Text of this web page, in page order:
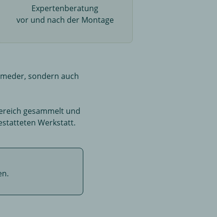
Expertenberatung
vor und nach der Montage
sondern auch
gesammelt und
Werkstatt.